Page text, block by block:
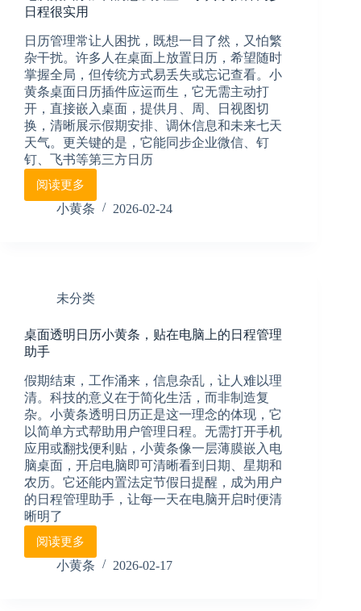
历，
眼
看
清
所
有
安
排
日程很实用
日历管理常让人困扰，既想一目了然，又怕繁
杂干扰。许多人在桌面上放置日历，希望随时
掌握全局，但传统方式易丢失或忘记查看。小
黄条桌面日历插件应运而生，它无需主动打
开，直接嵌入桌面，提供月、周、日视图切
换，清晰展示假期安排、调休信息和未来七天
天气。更关键的是，它能同步企业微信、钉
钉、飞书等第三方日历
阅读更多
电
脑
历
么
小
黄
条
插
件
同
步
日
程
很
实
用
小黄条 2026-02-24
未分类
桌面透明日历小黄条，贴在电脑上的日程管理
助手
假期结束，工作涌来，信息杂乱，让人难以理
清。科技的意义在于简化生活，而非制造复
杂。小黄条透明日历正是这一理念的体现，它
以简单方式帮助用户管理日程。无需打开手机
应用或翻找便利贴，小黄条像一层薄膜嵌入电
脑桌面，开启电脑即可清晰看到日期、星期和
农历。它还能内置法定节假日提醒，成为用户
的日程管理助手，让每一天在电脑开启时便清
晰明了
阅读更多
桌
面
小黄条 2026-02-17